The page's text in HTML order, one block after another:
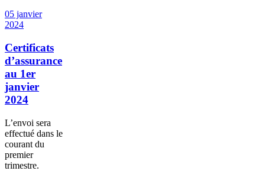
05 janvier
2024
Certificats
d’assurance
au 1er
janvier
2024
L’envoi sera
effectué dans le
courant du
premier
trimestre.